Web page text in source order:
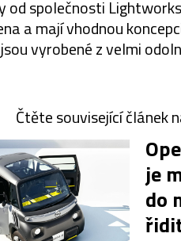
od společnosti
a mají vhodnou
vyrobené z velmi
Čtěte související článek
je
do